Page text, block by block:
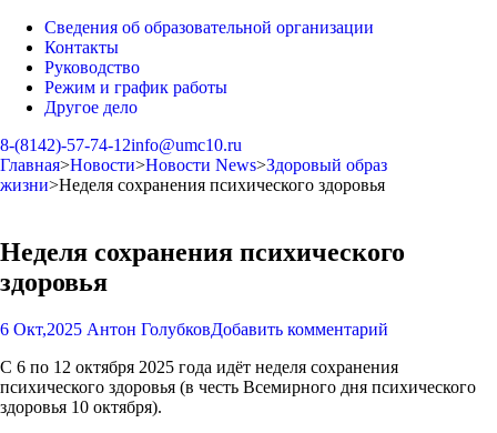
Сведения об образовательной организации
Контакты
Руководство
Режим и график работы
Другое дело
8-(8142)-57-74-12info@umc10.ru
Главная>Новости>Новости News>Здоровый образ
жизни>Неделя сохранения психического здоровья
Неделя сохранения психического
здоровья
6 Окт,2025 Антон ГолубковДобавить комментарий
С 6 по 12 октября 2025 года идёт неделя сохранения
психического здоровья (в честь Всемирного дня психического
здоровья 10 октября).